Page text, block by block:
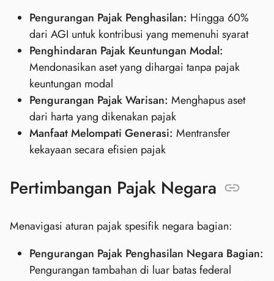
Pengurangan Pajak Penghasilan: Hingga 60%
dari AGI untuk kontribusi yang memenuhi syarat
Penghindaran Pajak Keuntungan Modal:
Mendonasikan aset yang dihargai tanpa pajak
keuntungan modal
Pengurangan Pajak Warisan: Menghapus aset
dari harta yang dikenakan pajak
Manfaat Melompati Generasi: Mentransfer
kekayaan secara efisien pajak
Pertimbangan Pajak Negara
Menavigasi aturan pajak spesifik negara bagian:
Pengurangan Pajak Penghasilan Negara Bagian:
Pengurangan tambahan di luar batas federal